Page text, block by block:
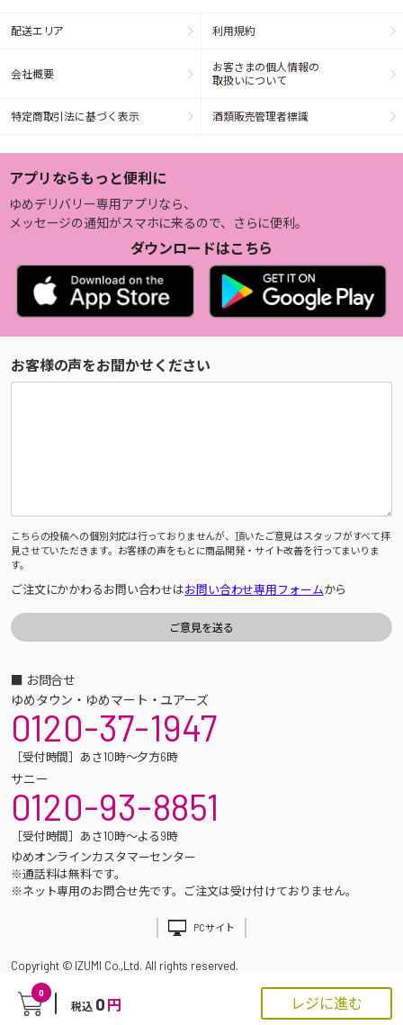
0
税込 0 円 レジに進む
配送エリア 利用規約
会社概要
お客さまの個人情報の
取扱いについて
特定商取引法に基づく表示 酒類販売管理者標識
アプリならもっと便利に
ゆめデリバリー専用アプリなら、
メッセージの通知がスマホに来るので、さらに便利。
ダウンロードはこちら
お客様の声をお聞かせください
こちらの投稿への個別対応は行っておりませんが、頂いたご意見はスタッフがすべて拝
見させていただきます。お客様の声をもとに商品開発・サイト改善を行ってまいりま
す。
ご注文にかかわるお問い合わせはお問い合わせ専用フォームから
■ お問合せ
ゆめタウン・ゆめマート・ユアーズ
0120-37-1947
［受付時間］あさ10時～夕方6時
サニー
0120-93-8851
［受付時間］あさ10時～よる9時
ゆめオンラインカスタマーセンター
※通話料は無料です。
※ネット専用のお問合せ先です。ご注文は受け付けておりません。
PCサイト
Copyright © IZUMI Co.,Ltd. All rights reserved.